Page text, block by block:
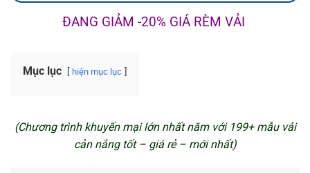
ĐANG GIẢM -20% GIÁ RÈM VẢI
Mục lục hiện mục lục
(Chương trình khuyến mại lớn nhất năm với 199+ mẫu vải
cản nắng tốt – giá rẻ – mới nhất)